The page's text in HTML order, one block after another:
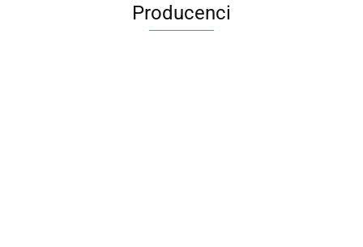
Producenci